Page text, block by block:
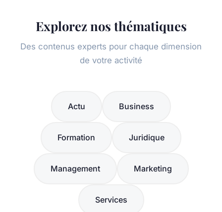
Explorez nos thématiques
Des contenus experts pour chaque dimension
de votre activité
Actu Business
Formation Juridique
Management Marketing
Services